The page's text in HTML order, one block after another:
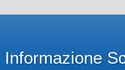
Informazione